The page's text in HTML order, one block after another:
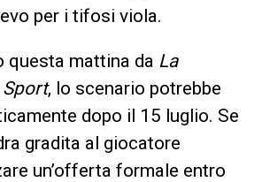
per i tifosi viola.
questa mattina da La
, lo scenario potrebbe
dopo il 15 luglio. Se
gradita al giocatore
un’offerta formale entro